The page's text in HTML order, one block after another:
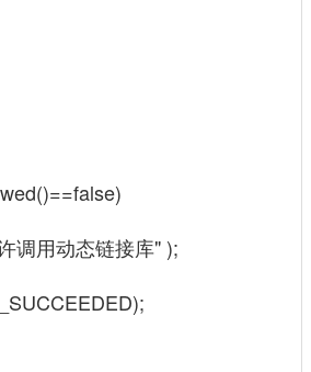
调用动态链接库" );